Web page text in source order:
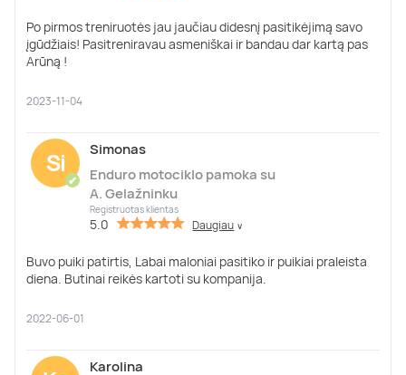
Po pirmos treniruotės jau jaučiau didesnį pasitikėjimą savo
įgūdžiais! Pasitreniravau asmeniškai ir bandau dar kartą pas
Arūną !
2023-11-04
Si
✔
Simonas
Enduro motociklo pamoka su
A. Gelažninku
Registruotas klientas
5.0 Daugiau ∨
Buvo puiki patirtis, Labai maloniai pasitiko ir puikiai praleista
diena. Butinai reikės kartoti su kompanija.
2022-06-01
Karolina